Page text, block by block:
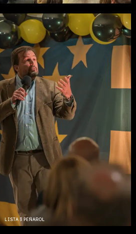
LISTA 3 PEÑAROL